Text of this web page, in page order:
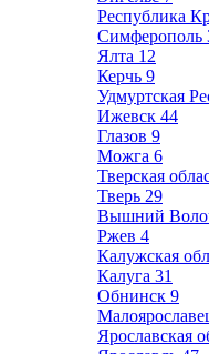
Республика
Симферополь
Ялта 12
Керчь 9
Удмуртская
Ижевск 44
Глазов 9
Можга 6
Тверская
Тверь 29
Вышний
Ржев 4
Калужская
Калуга 31
Обнинск 9
Ярославская